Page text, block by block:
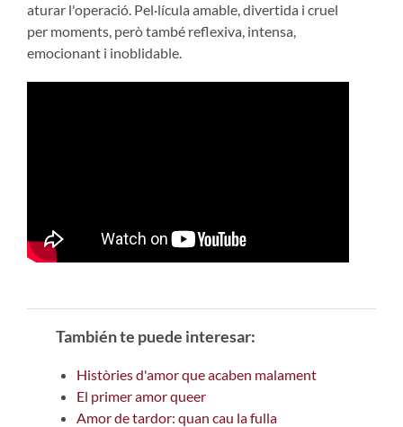
aturar l'operació. Pel·lícula amable, divertida i cruel
per moments, però també reflexiva, intensa,
emocionant i inoblidable.
También te puede interesar:
Històries d'amor que acaben malament
El primer amor queer
Amor de tardor: quan cau la fulla